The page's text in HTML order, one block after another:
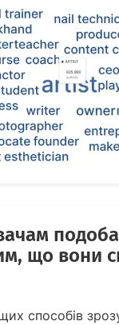
що вони
способів